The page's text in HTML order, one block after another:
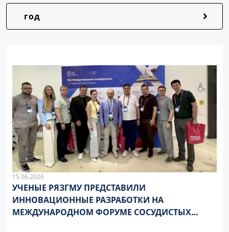
год
15.06.2026
УЧЕНЫЕ РЯЗГМУ ПРЕДСТАВИЛИ
ИННОВАЦИОННЫЕ РАЗРАБОТКИ НА
МЕЖДУНАРОДНОМ ФОРУМЕ СОСУДИСТЫХ